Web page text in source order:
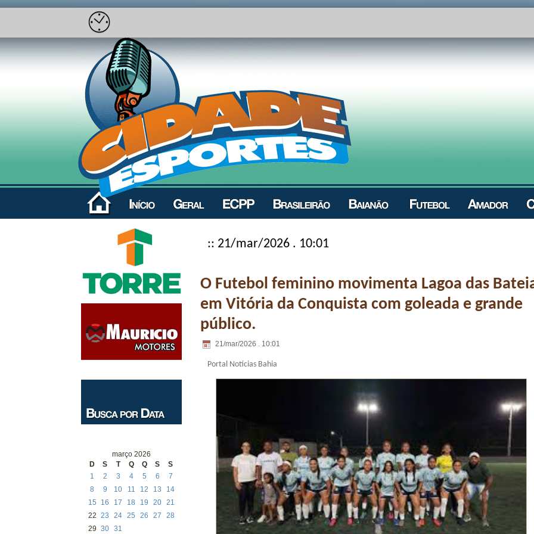
março 2026
D
S T Q Q S
S
1
2 3 4 5 6
7
8
9 10 11 12 13
14
15
16 17 18 19 20 21
22 23 24 25 26 27
28
29 30 31
:: 21/mar/2026 . 10:01
O Futebol feminino movimenta Lagoa das
em Vitória da Conquista com goleada e grande
público.
21/mar/2026 . 10:01
Portal Notícias Bahia